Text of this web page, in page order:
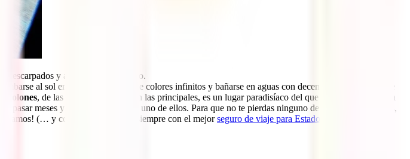
escarpados y acantilados de infarto.
al sol en playas con arena de colores infinitos y bañarse en aguas con decenas de tonalidades de
atolones, de las cuales 6 de ellas son las principales, es un lugar paradisíaco del que todo viajero debería
pasar meses y meses sin repetir ni uno de ellos. Para que no te pierdas ninguno de sus imprescindibles,
(… y como siempre, viaja siempre con el mejorseguro de viaje para Estados Unidos